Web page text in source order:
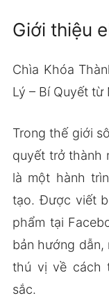
Giới thiệu
Chìa Khóa
Lý – Bí Quyết
Trong thế giới
quyết trở thành
là một hành
tạo. Được viết
phẩm tại
bản hướng
thú vị về cách
sắc.